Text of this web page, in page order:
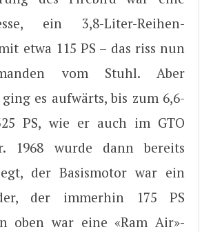
ein 3,8-Liter-Reihen-
etwa 115 PS – das riss nun
vom Stuhl. Aber
es aufwärts, bis zum 6,6-
PS, wie er auch im GTO
1968 wurde dann bereits
der Basismotor war ein
der immerhin 175 PS
oben war eine «Ram Air»-